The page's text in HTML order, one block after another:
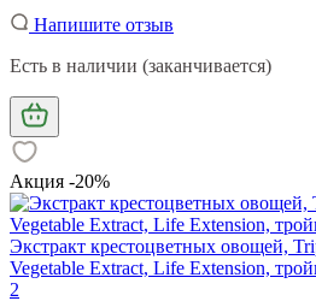
Напишите отзыв
Есть в наличии (заканчивается)
Акция -20%
Экстракт крестоцветных овощей,
Vegetable Extract, Life Extension,
2